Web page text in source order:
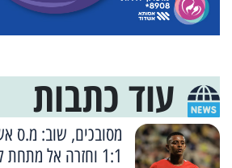
עוד כתבות
מסובכים, שוב: מ.ס
1:1 וחזרה אל מתחת לקו האדום